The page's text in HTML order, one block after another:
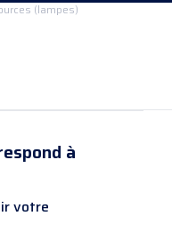
(lampes)
à
votre